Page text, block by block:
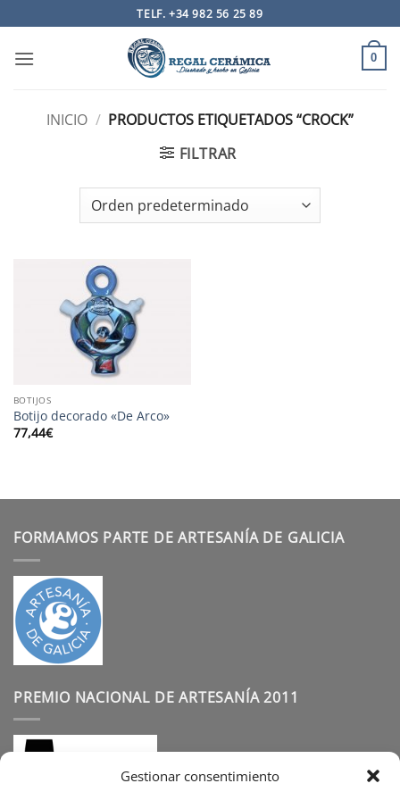
Gestionar consentimiento
al
contenido
TELF. +34 982 56 25 89
0
INICIO / PRODUCTOS ETIQUETADOS “CROCK”
FILTRAR
BOTIJOS
Botijo decorado «De Arco»
77,44€
FORMAMOS PARTE DE ARTESANÍA DE GALICIA
PREMIO NACIONAL DE ARTESANÍA 2011